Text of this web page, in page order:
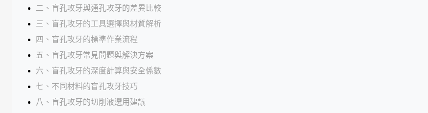
二、盲孔攻牙與通孔攻牙的差異比較
三、盲孔攻牙的工具選擇與材質解析
四、盲孔攻牙的標準作業流程
五、盲孔攻牙常見問題與解決方案
六、盲孔攻牙的深度計算與安全係數
七、不同材料的盲孔攻牙技巧
八、盲孔攻牙的切削液選用建議